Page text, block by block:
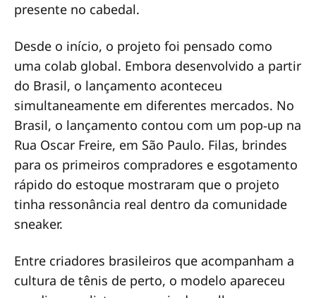
presente no cabedal.
Desde o início, o projeto foi pensado como
uma colab global. Embora desenvolvido a partir
do Brasil, o lançamento aconteceu
simultaneamente em diferentes mercados. No
Brasil, o lançamento contou com um pop‑up na
Rua Oscar Freire, em São Paulo. Filas, brindes
para os primeiros compradores e esgotamento
rápido do estoque mostraram que o projeto
tinha ressonância real dentro da comunidade
sneaker.
Entre criadores brasileiros que acompanham a
cultura de tênis de perto, o modelo apareceu